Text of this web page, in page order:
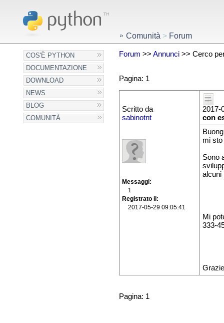
COS'È PYTHON
DOCUMENTAZIONE
DOWNLOAD
NEWS
BLOG
COMUNITÀ
Comunità > Forum
Forum >> Annunci>> Cerco
Pagina: 1
Scritto da
sabinotnt
Messaggi
1
Registrato il
2017-05-29 09:05:41
2017-
con
mi
Sono
alcuni
Mi
333-
Pagina: 1